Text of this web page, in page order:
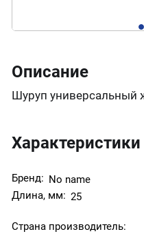
Описание
Шуруп универсальный
Характеристики
Бренд: No name
Длина, мм: 25
Страна производитель: